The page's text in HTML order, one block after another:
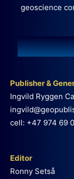
geoscience
Publisher &
Ingvild Ryggen
cell: +47 974 69
Editor
Ronny Setså